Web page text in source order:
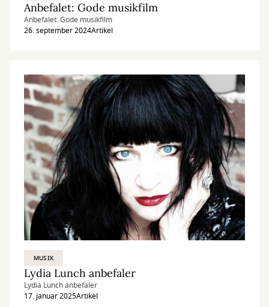
Anbefalet: Gode musikfilm
Anbefalet: Gode musikfilm
26. september 2024Artikel
MUSIK
Lydia Lunch anbefaler
Lydia Lunch anbefaler
17. januar 2025Artikel